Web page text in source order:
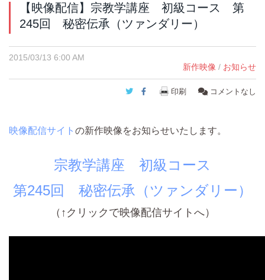
【映像配信】宗教学講座 初級コース 第
245回 秘密伝承（ツァンダリー）
2015/03/13 6:00 AM
新作映像 / お知らせ
Twitter
Facebook
印刷 コメントなし
映像配信サイト の新作映像をお知らせいたします。
宗教学講座 初級コース
第245回 秘密伝承（ツァンダリー）
（↑クリックで映像配信サイトへ）